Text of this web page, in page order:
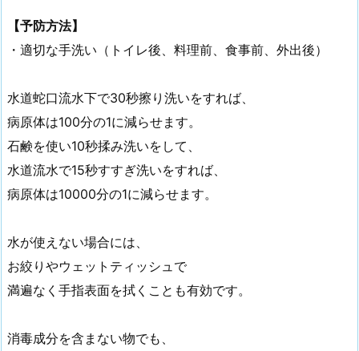
【予防方法】
・適切な手洗い（トイレ後、料理前、食事前、外出後）
水道蛇口流水下で30秒擦り洗いをすれば、
病原体は100分の1に減らせます。
石鹸を使い10秒揉み洗いをして、
水道流水で15秒すすぎ洗いをすれば、
病原体は10000分の1に減らせます。
水が使えない場合には、
お絞りやウェットティッシュで
満遍なく手指表面を拭くことも有効です。
消毒成分を含まない物でも、